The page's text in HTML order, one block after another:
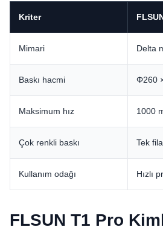
Kriter
Mimari Delta
Baskı hacmi Φ260
Maksimum hız 1000
Çok renkli baskı Tek
Kullanım odağı Hızlı
FLSUN T1 Pro